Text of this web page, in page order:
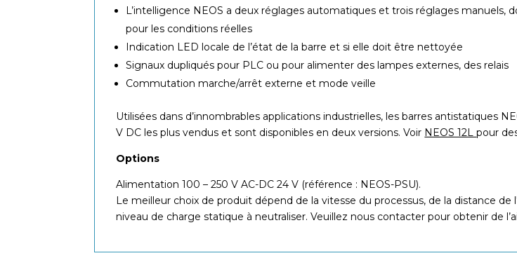
L’intelligence NEOS a deux réglages automatiques et trois réglages manuels,
pour les conditions réelles
Indication LED locale de l’état de la barre et si elle doit être nettoyée
Signaux dupliqués pour PLC ou pour alimenter des lampes externes, des relais
Commutation marche/arrêt externe et mode veille
Utilisées dans d’innombrables applications industrielles, les barres antistatiques
V DC les plus vendus et sont disponibles en deux versions. Voir NEOS 12Lpour
Options
Alimentation 100 – 250 V AC-DC 24 V (référence : NEOS-PSU).
Le meilleur choix de produit dépend de la vitesse du processus, de la distance
niveau de charge statique à neutraliser. Veuillez nous contacter pour obtenir de